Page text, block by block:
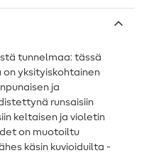
tunnelmaa: tässä
on yksityiskohtainen
ja
runsaisiin
keltaisen ja violetin
on muotoiltu
käsin kuvioiduilta -